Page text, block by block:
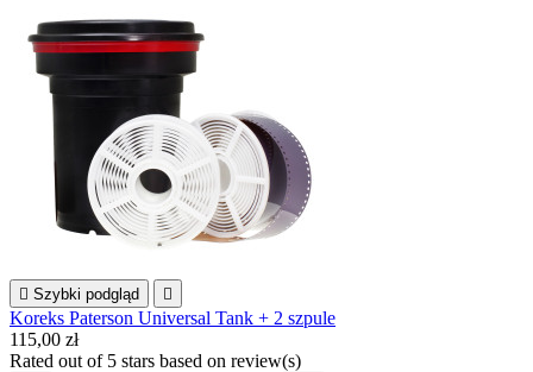
 Szybki podgląd 
Koreks Paterson Universal Tank + 2 szpule
115,00 zł
Rated out of 5 stars based on review(s)